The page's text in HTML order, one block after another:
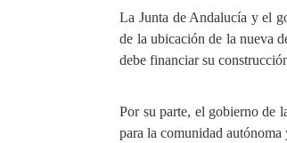
La Junta de Andalucía y el
de la ubicación de la nueva
debe financiar su
Por su parte, el gobierno de
para la comunidad